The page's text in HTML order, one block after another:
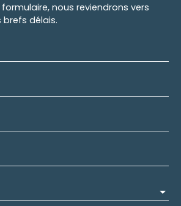
nous reviendrons vers
brefs délais.